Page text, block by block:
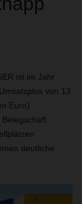
ist im Jahr
von 13
Euro)
deutliche